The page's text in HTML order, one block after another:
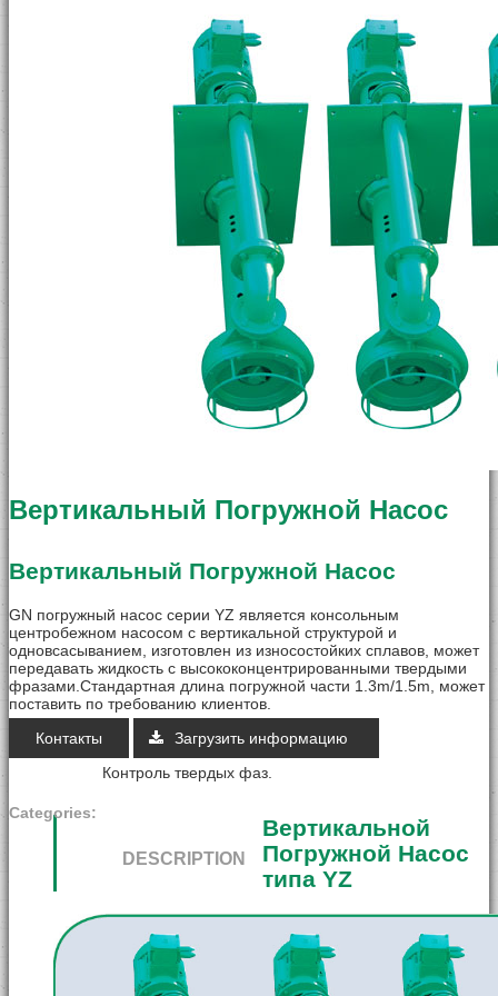
Liquid Mud Plant
Solids Removal Unit
Dredge Slurry Dewatering System
Ёмкость бурового раствора
Утилизация Буровых Отходов
Система переработки нефтешламов
Система утилизации буровых отходов
Вертикальный осушитель
Центрифуга утилизации буровых
Осушительное вибросито с высокой
Блочная установка утилизации
Вакуумный насос для шлама
EX Electrical Control
Pressurized Control Panels
Вызрывозащищенный Пульт
Взрыозащищенный соединитель
Взрыозащищенный ПУ
Контроль твердых фаз
Линейное Вибросито
ВИДЕО НОВОСТИ КОНТАКТЫ
Вертикальный Погружной Насос
Вертикальный Погружной Насос
GN погружный насос серии YZ является консольным
центробежном насосом с вертикальной структурой и
одновсасыванием, изготовлен из износостойких сплавов, может
передавать жидкость с высококонцентрированными твердыми
фразами.Стандартная длина погружной части 1.3m/1.5m, может
поставить по требованию клиентов.
Контакты
Загрузить информацию
Categories:
Контроль твердых фаз
DESCRIPTION
Вертикальной
Погружной Насос
типа YZ